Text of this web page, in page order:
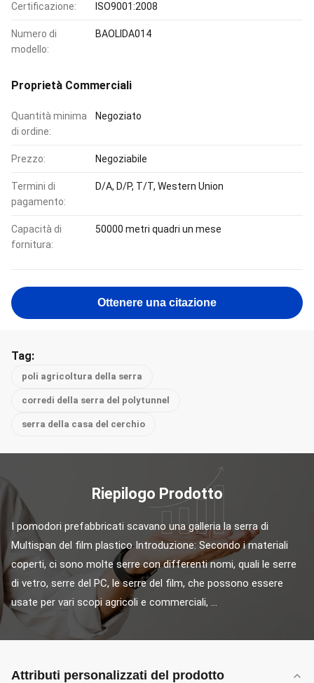
Certificazione: ISO9001:2008
Numero di
modello:
BAOLIDA014
Proprietà Commerciali
Quantità minima
di ordine:
Negoziato
Prezzo: Negoziabile
Termini di
pagamento:
D/A, D/P, T/T, Western Union
Capacità di
fornitura:
50000 metri quadri un mese
Ottenere una citazione
Tag:
poli agricoltura della serra
corredi della serra del polytunnel
serra della casa del cerchio
Riepilogo Prodotto
I pomodori prefabbricati scavano una galleria la serra di
Multispan del film plastico Introduzione: Secondo i materiali
coperti, ci sono molte serre con differenti nomi, quali le serre
di vetro, serre del PC, le serre del film, che possono essere
usate per vari scopi agricoli e commerciali, ...
Attributi personalizzati del prodotto